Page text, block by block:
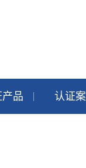
品 认证